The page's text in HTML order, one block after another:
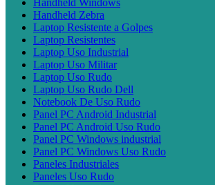
Handheld Windows
Handheld Zebra
Laptop Resistente a Golpes
Laptop Resistentes
Laptop Uso Industrial
Laptop Uso Militar
Laptop Uso Rudo
Laptop Uso Rudo Dell
Notebook De Uso Rudo
Panel PC Android Industrial
Panel PC Android Uso Rudo
Panel PC Windows industrial
Panel PC Windows Uso Rudo
Paneles Industriales
Paneles Uso Rudo